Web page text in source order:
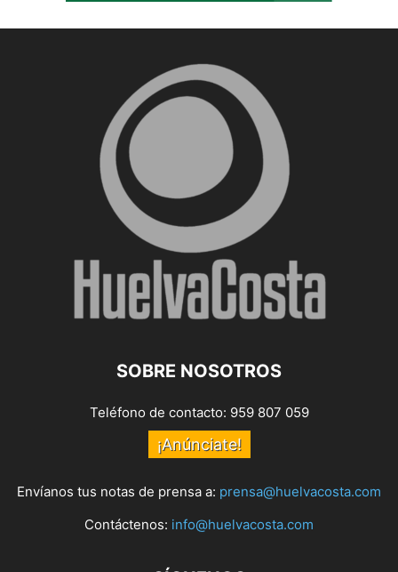
SOBRE NOSOTROS
Teléfono de contacto: 959 807 059
¡Anúnciate!
Envíanos tus notas de prensa a: prensa@huelvacosta.com
Contáctenos: info@huelvacosta.com